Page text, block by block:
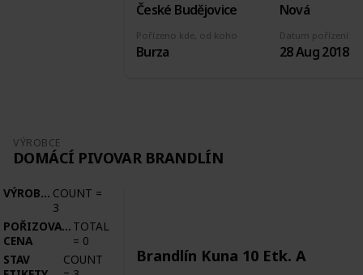
Pořízeno kde, od koho
Burza
Nová
Datum pořízení
28 Aug 2018
České Budějovice
VÝROBCE
DOMÁCÍ PIVOVAR BRANDLÍN
VÝROBCE COUNT =
3
POŘIZOVACÍ
CENA
TOTAL
= 0
STAV
COUNT
Brandlín Kuna 10 Etk. A